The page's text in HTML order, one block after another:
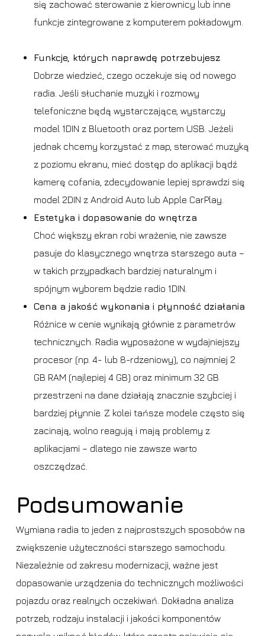
się zachować sterowanie z kierownicy lub inne
funkcje zintegrowane z komputerem pokładowym.
Funkcje, których naprawdę potrzebujesz
Dobrze wiedzieć, czego oczekuje się od nowego
radia. Jeśli słuchanie muzyki i rozmowy
telefoniczne będą wystarczające, wystarczy
model 1DIN z Bluetooth oraz portem USB. Jeżeli
jednak chcemy korzystać z map, sterować muzyką
z poziomu ekranu, mieć dostęp do aplikacji bądź
kamerę cofania, zdecydowanie lepiej sprawdzi się
model 2DIN z Android Auto lub Apple CarPlay.
Estetyka i dopasowanie do wnętrza
Choć większy ekran robi wrażenie, nie zawsze
pasuje do klasycznego wnętrza starszego auta –
w takich przypadkach bardziej naturalnym i
spójnym wyborem będzie radio 1DIN.
Cena a jakość wykonania i płynność działania
Różnice w cenie wynikają głównie z parametrów
technicznych. Radia wyposażone w wydajniejszy
procesor (np. 4- lub 8-rdzeniowy), co najmniej 2
GB RAM (najlepiej 4 GB) oraz minimum 32 GB
przestrzeni na dane działają znacznie szybciej i
bardziej płynnie. Z kolei tańsze modele często się
zacinają, wolno reagują i mają problemy z
aplikacjami – dlatego nie zawsze warto
oszczędzać.
Podsumowanie
Wymiana radia to jeden z najprostszych sposobów na
zwiększenie użyteczności starszego samochodu.
Niezależnie od zakresu modernizacji, ważne jest
dopasowanie urządzenia do technicznych możliwości
pojazdu oraz realnych oczekiwań. Dokładna analiza
potrzeb, rodzaju instalacji i jakości komponentów